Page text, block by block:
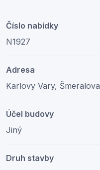
Číslo nabídky
N1927
Adresa
Karlovy Vary, Šmeralova
Účel budovy
Jiný
Druh stavby